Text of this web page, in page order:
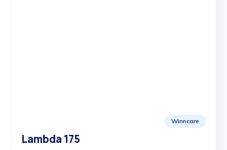
Winncare
Lambda 175